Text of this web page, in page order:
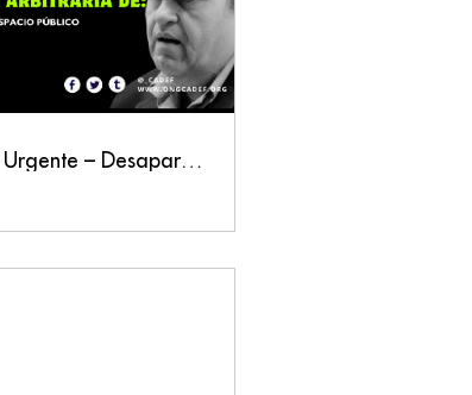
Llamado Urgente – Desaparición forzada del defensor Carlos Correa